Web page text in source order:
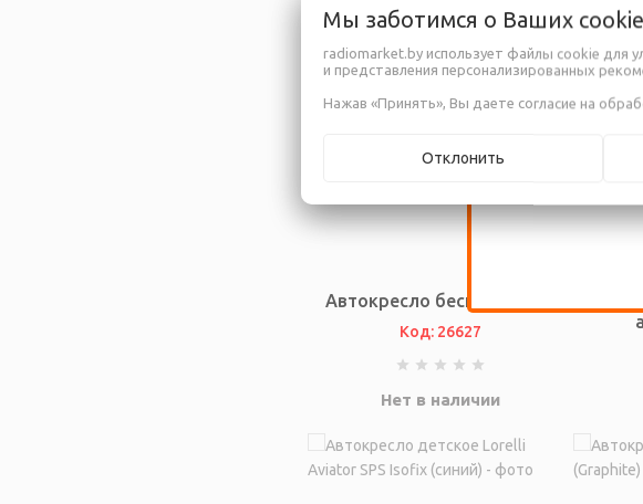
САЙТЕ
ЕЩЁ
КОТОРЫЕ
Автокресло бескаркасное
Код: 26627
Нет в наличии
Мы заботимся о Ваших cookie
radiomarket.by использует файлы cookie для
и представления персонализированных
Нажав «Принять», Вы даете согласие на
Отклонить